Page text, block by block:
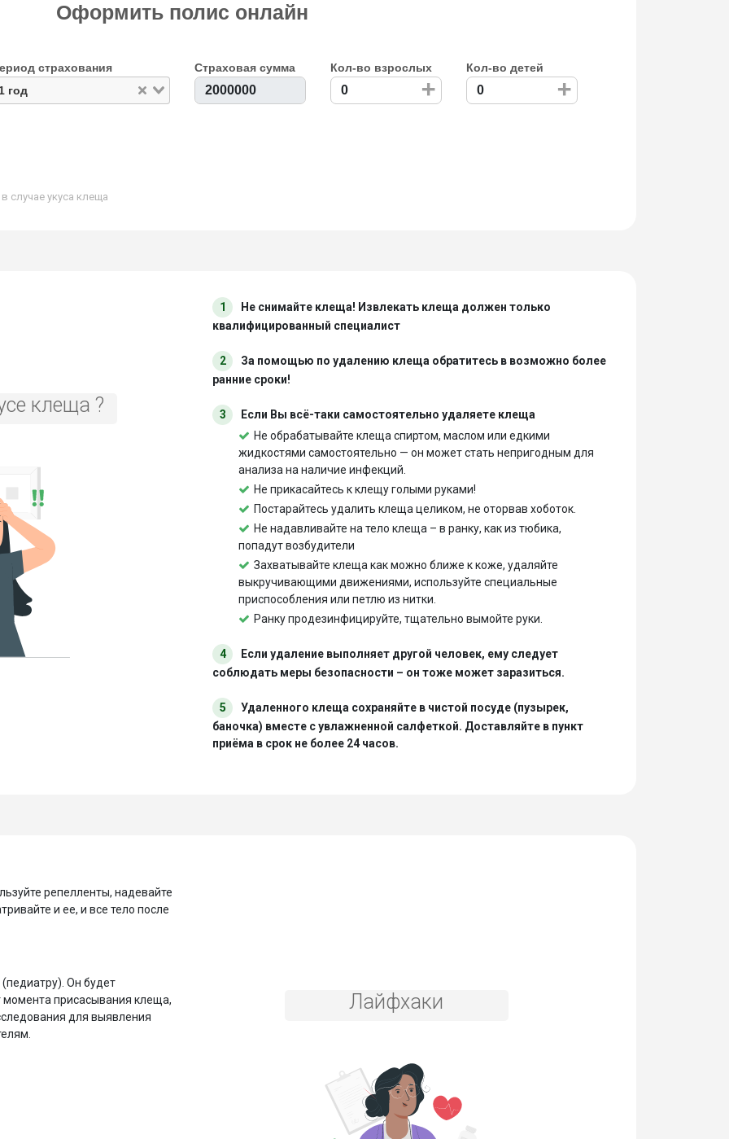
Оформить полис онлайн
страхования
1 год
Страховая сумма Кол-во взрослых
+
Кол-во детей
+
случае укуса клеща
клеща ?
1
Не снимайте клеща! Извлекать клеща должен только
квалифицированный специалист
2
За помощью по удалению клеща обратитесь в возможно более
ранние сроки!
3
Если Вы всё-таки самостоятельно удаляете клеща
Не обрабатывайте клеща спиртом, маслом или едкими
жидкостями самостоятельно — он может стать непригодным для
анализа на наличие инфекций.
Не прикасайтесь к клещу голыми руками!
Постарайтесь удалить клеща целиком, не оторвав хоботок.
Не надавливайте на тело клеща – в ранку, как из тюбика,
попадут возбудители
Захватывайте клеща как можно ближе к коже, удаляйте
выкручивающими движениями, используйте специальные
приспособления или петлю из нитки.
Ранку продезинфицируйте, тщательно вымойте руки.
4
Если удаление выполняет другой человек, ему следует
соблюдать меры безопасности – он тоже может заразиться.
5
Удаленного клеща сохраняйте в чистой посуде (пузырек,
баночка) вместе с увлажненной салфеткой. Доставляйте в пункт
приёма в срок не более 24 часов.
репелленты, надевайте
и ее, и все тело после
Он будет
момента присасывания клеща,
для выявления
Лайфхаки